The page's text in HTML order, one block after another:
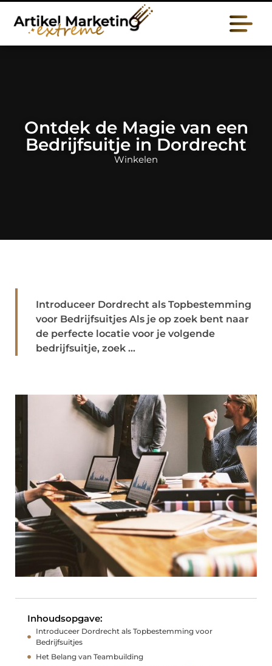
Ontdek de Magie van een
Bedrijfsuitje in Dordrecht
Winkelen
Introduceer Dordrecht als Topbestemming
voor Bedrijfsuitjes Als je op zoek bent naar
de perfecte locatie voor je volgende
bedrijfsuitje, zoek ...
Inhoudsopgave:
Introduceer Dordrecht als Topbestemming voor
Bedrijfsuitjes
Het Belang van Teambuilding